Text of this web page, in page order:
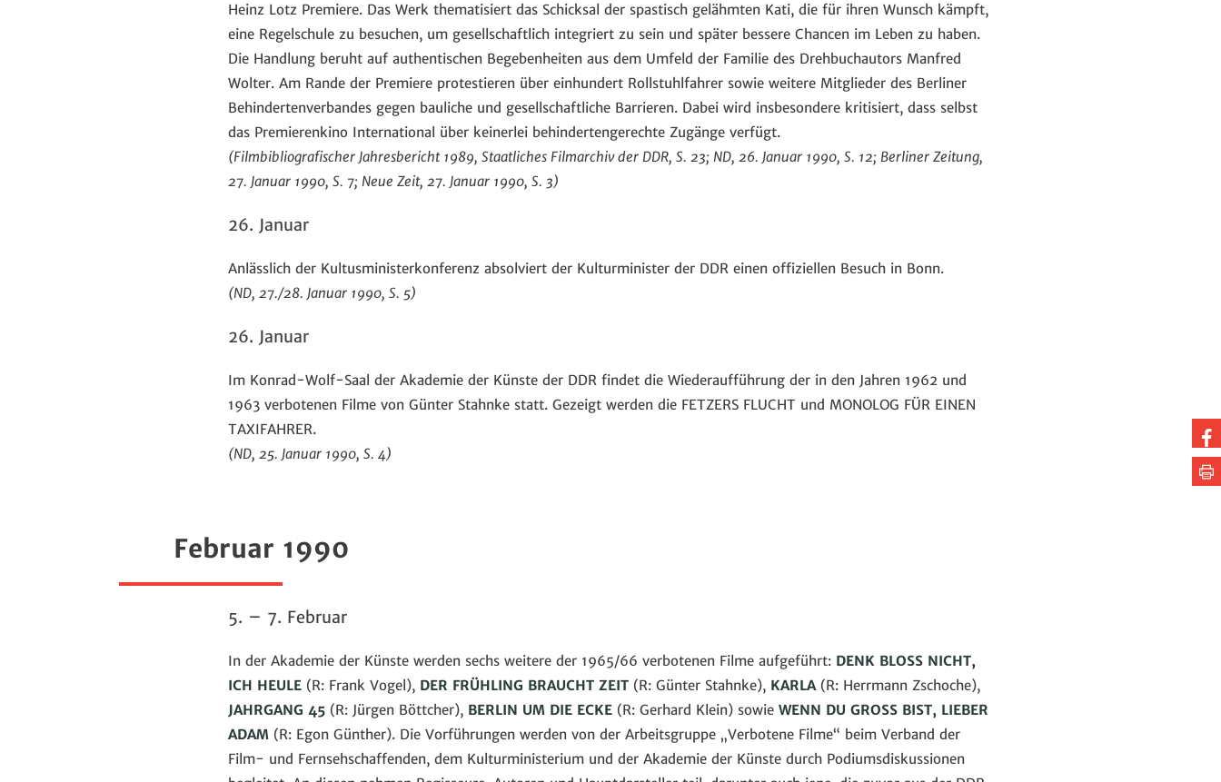
Heinz Lotz Premiere. Das Werk thematisiert das Schicksal der spastisch gelähmten Kati, die für ihren Wunsch kämpft,
eine Regelschule zu besuchen, um gesellschaftlich integriert zu sein und später bessere Chancen im Leben zu haben.
Die Handlung beruht auf authentischen Begebenheiten aus dem Umfeld der Familie des Drehbuchautors Manfred
Wolter. Am Rande der Premiere protestieren über einhundert Rollstuhlfahrer sowie weitere Mitglieder des Berliner
Behindertenverbandes gegen bauliche und gesellschaftliche Barrieren. Dabei wird insbesondere kritisiert, dass selbst
das Premierenkino International über keinerlei behindertengerechte Zugänge verfügt.
(Filmbibliografischer Jahresbericht 1989, Staatliches Filmarchiv der DDR, S. 23; ND, 26. Januar 1990, S. 12; Berliner Zeitung,
27. Januar 1990, S. 7; Neue Zeit, 27. Januar 1990, S. 3)
26. Januar
Anlässlich der Kultusministerkonferenz absolviert der Kulturminister der DDR einen offiziellen Besuch in Bonn.
(ND, 27./28. Januar 1990, S. 5)
26. Januar
Im Konrad-Wolf-Saal der Akademie der Künste der DDR findet die Wiederaufführung der in den Jahren 1962 und
1963 verbotenen Filme von Günter Stahnke statt. Gezeigt werden die FETZERS FLUCHT und MONOLOG FÜR EINEN
TAXIFAHRER.
(ND, 25. Januar 1990, S. 4)
Februar 1990
5. – 7. Februar
In der Akademie der Künste werden sechs weitere der 1965/66 verbotenen Filme aufgeführt: DENK BLOSS NICHT,
ICH HEULE (R: Frank Vogel), DER FRÜHLING BRAUCHT ZEIT (R: Günter Stahnke), KARLA (R: Herrmann Zschoche),
JAHRGANG 45 (R: Jürgen Böttcher), BERLIN UM DIE ECKE (R: Gerhard Klein) sowie WENN DU GROSS BIST, LIEBER
ADAM (R: Egon Günther). Die Vorführungen werden von der Arbeitsgruppe „Verbotene Filme“ beim Verband der
Film- und Fernsehschaffenden, dem Kulturministerium und der Akademie der Künste durch Podiumsdiskussionen